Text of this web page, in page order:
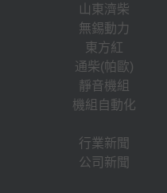
山東濟柴
無錫動力
東方紅
通柴(帕歐)
靜音機組
機組自動化
行業新聞
公司新聞